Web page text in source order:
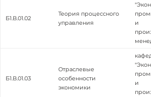
Б1.В.01.02
Теория процессного
управления
и
Б1.В.01.03
Отраслевые
особенности
экономики
и